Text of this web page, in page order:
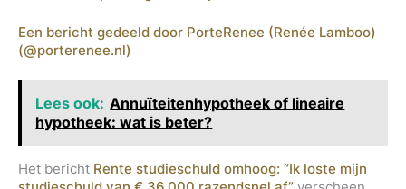
Een bericht gedeeld door PorteRenee (Renée Lamboo)
(@porterenee.nl)
Lees ook: Annuïteitenhypotheek of lineaire
hypotheek: wat is beter?
Het bericht Rente studieschuld omhoog: “Ik loste mijn